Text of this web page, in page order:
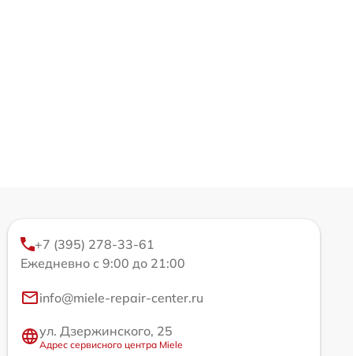
+7 (395) 278-33-61
Ежедневно с 9:00 до 21:00
info@miele-repair-center.ru
ул. Дзержинского, 25
Адрес сервисного центра Miele